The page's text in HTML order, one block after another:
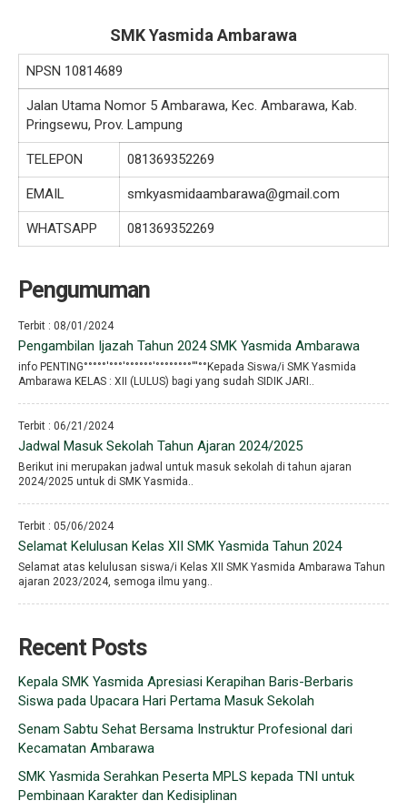
SMK Yasmida Ambarawa
NPSN 10814689
Jalan Utama Nomor 5 Ambarawa, Kec. Ambarawa, Kab.
Pringsewu, Prov. Lampung
TELEPON 081369352269
EMAIL smkyasmidaambarawa@gmail.com
WHATSAPP 081369352269
Pengumuman
Terbit : 08/01/2024
Pengambilan Ijazah Tahun 2024 SMK Yasmida Ambarawa
info PENTING°°°°°′°°°′°°°°°°′°°°°°°°°′′′°°Kepada Siswa/i SMK Yasmida
Ambarawa KELAS : XII (LULUS) bagi yang sudah SIDIK JARI..
Terbit : 06/21/2024
Jadwal Masuk Sekolah Tahun Ajaran 2024/2025
Berikut ini merupakan jadwal untuk masuk sekolah di tahun ajaran
2024/2025 untuk di SMK Yasmida..
Terbit : 05/06/2024
Selamat Kelulusan Kelas XII SMK Yasmida Tahun 2024
Selamat atas kelulusan siswa/i Kelas XII SMK Yasmida Ambarawa Tahun
ajaran 2023/2024, semoga ilmu yang..
Recent Posts
Kepala SMK Yasmida Apresiasi Kerapihan Baris-Berbaris
Siswa pada Upacara Hari Pertama Masuk Sekolah
Senam Sabtu Sehat Bersama Instruktur Profesional dari
Kecamatan Ambarawa
SMK Yasmida Serahkan Peserta MPLS kepada TNI untuk
Pembinaan Karakter dan Kedisiplinan